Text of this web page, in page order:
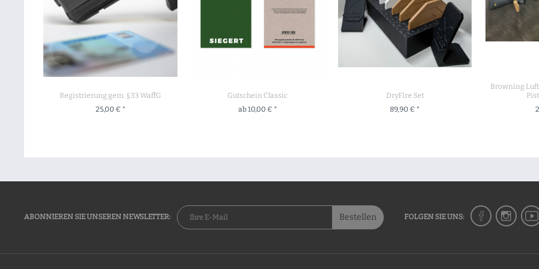
Registrierung gem. §33 WaffG
25,00 € *
Gutschein Classic
ab 10,00 € *
DryFire Set
89,90 € *
Browning
ABONNIEREN SIE UNSEREN NEWSLETTER: Bestellen FOLGEN SIE UNS: